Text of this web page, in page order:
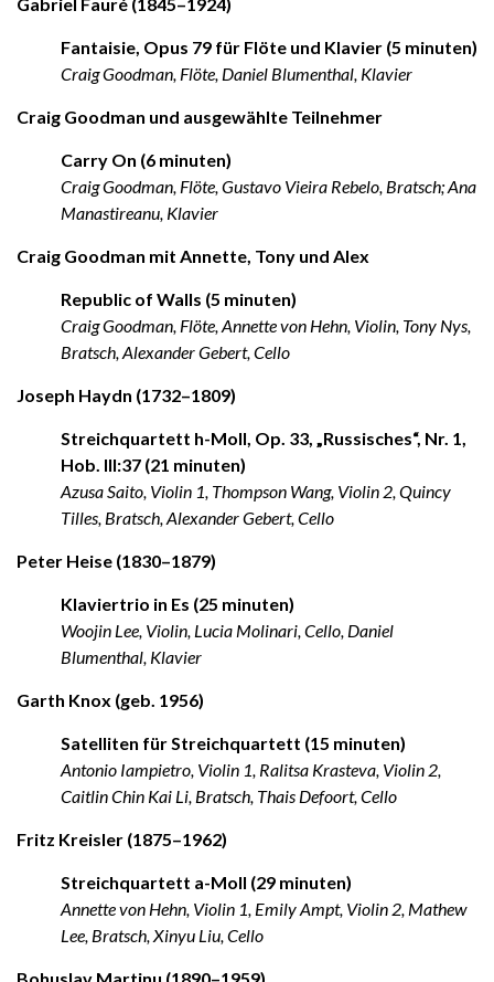
Fantaisie, Opus 79 für Flöte und Klavier (5 minuten)
Craig Goodman, Flöte, Daniel Blumenthal, Klavier
Craig Goodman und ausgewählte Teilnehmer
Carry On (6 minuten)
Craig Goodman, Flöte, Gustavo Vieira Rebelo, Bratsch; Ana
Manastireanu, Klavier
Craig Goodman mit Annette, Tony und Alex
Republic of Walls (5 minuten)
Craig Goodman, Flöte, Annette von Hehn, Violin, Tony Nys,
Bratsch, Alexander Gebert, Cello
Joseph Haydn (1732–1809)
Streichquartett h-Moll, Op. 33, „Russisches“, Nr. 1,
Hob. III:37 (21 minuten)
Azusa Saito, Violin 1, Thompson Wang, Violin 2, Quincy
Tilles, Bratsch, Alexander Gebert, Cello
Peter Heise (1830–1879)
Klaviertrio in Es (25 minuten)
Woojin Lee, Violin, Lucia Molinari, Cello, Daniel
Blumenthal, Klavier
Garth Knox (geb. 1956)
Satelliten für Streichquartett (15 minuten)
Antonio Iampietro, Violin 1, Ralitsa Krasteva, Violin 2,
Caitlin Chin Kai Li, Bratsch, Thais Defoort, Cello
Fritz Kreisler (1875–1962)
Streichquartett a-Moll (29 minuten)
Annette von Hehn, Violin 1, Emily Ampt, Violin 2, Mathew
Lee, Bratsch, Xinyu Liu, Cello